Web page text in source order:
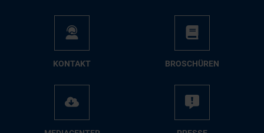
KON­TAKT BRO­SCHÜ­REN